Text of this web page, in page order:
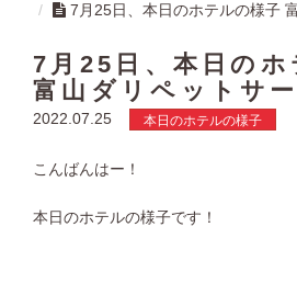
7月25日、本日のホテルの様子
7月25日、本日のホ
富山ダリペットサ
2022.07.25 本日のホテルの様子
こんばんはー！
本日のホテルの様子です！